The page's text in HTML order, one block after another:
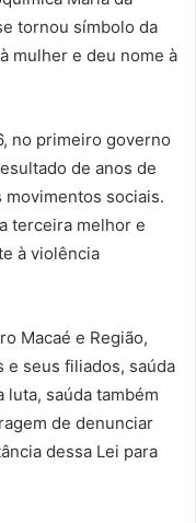
tornou símbolo da
mulher e deu nome à
no primeiro governo
de anos de
sociais.
terceira melhor e
à violência
Macaé e Região,
e seus filiados, saúda
luta, saúda também
de denunciar
dessa Lei para